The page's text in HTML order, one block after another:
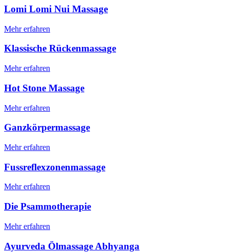
Lomi Lomi Nui Massage
Mehr erfahren
Klassische Rückenmassage
Mehr erfahren
Hot Stone Massage
Mehr erfahren
Ganzkörpermassage
Mehr erfahren
Fussreflexzonenmassage
Mehr erfahren
Die Psammotherapie
Mehr erfahren
Ayurveda Ölmassage Abhyanga